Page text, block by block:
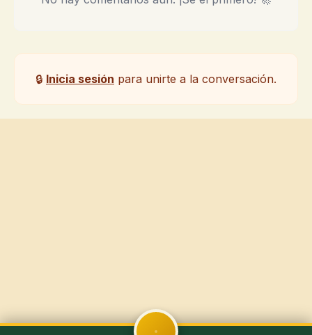
🔒 Inicia sesión para unirte a la conversación.